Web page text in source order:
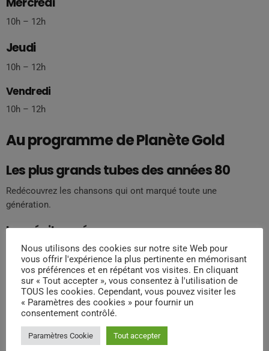
10h – 12h
Jeudi
10h – 12h
Vendredi
10h – 12h
Au programme de Planète Gold
Les plus grands tubes des années 80
Redécouvrez les chansons qui ont marqué toute une
génération.
Les pépites méconnues
Brian déniche pour vous les trésors cachés qui méritent d’être
réécoutés.
Les anecdotes exclusives
Plongez dans les coulisses de la création des plus grands hits.
Les classements surprises
Découvrez chaque jour un nouveau classement thématique.
Nous utilisons des cookies sur notre site Web pour
vous offrir l'expérience la plus pertinente en mémorisant
vos préférences et en répétant vos visites. En cliquant
sur « Tout accepter », vous consentez à l'utilisation de
TOUS les cookies. Cependant, vous pouvez visiter les
« Paramètres des cookies » pour fournir un
consentement contrôlé.
Paramètres Cookie Tout accepter